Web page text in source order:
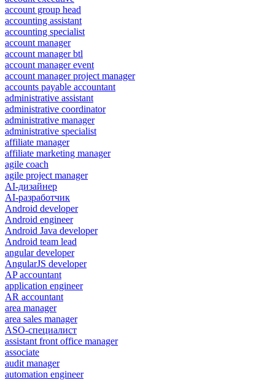
account group head
accounting assistant
accounting specialist
account manager
account manager btl
account manager event
account manager project manager
accounts payable accountant
administrative assistant
administrative coordinator
administrative manager
administrative specialist
affiliate manager
affiliate marketing manager
agile coach
agile project manager
AI-дизайнер
AI-разработчик
Android developer
Android engineer
Android Java developer
Android team lead
angular developer
AngularJS developer
AP accountant
application engineer
AR accountant
area manager
area sales manager
ASO-специалист
assistant front office manager
associate
audit manager
automation engineer